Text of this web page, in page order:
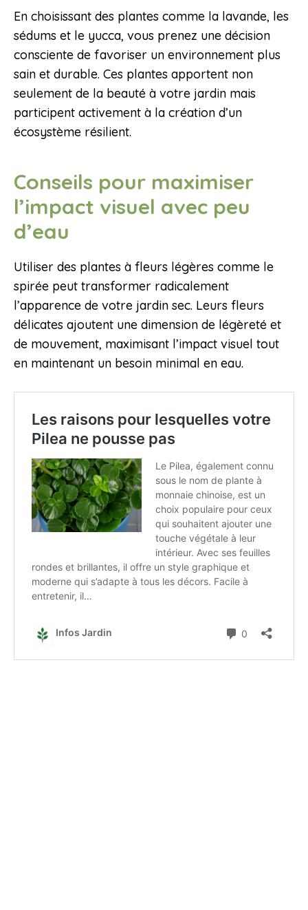
En choisissant des plantes comme la lavande, les
sédums et le yucca, vous prenez une décision
consciente de favoriser un environnement plus
sain et durable. Ces plantes apportent non
seulement de la beauté à votre jardin mais
participent activement à la création d’un
écosystème résilient.
Conseils pour maximiser
l’impact visuel avec peu
d’eau
Utiliser des plantes à fleurs légères comme le
spirée peut transformer radicalement
l’apparence de votre jardin sec. Leurs fleurs
délicates ajoutent une dimension de légèreté et
de mouvement, maximisant l’impact visuel tout
en maintenant un besoin minimal en eau.